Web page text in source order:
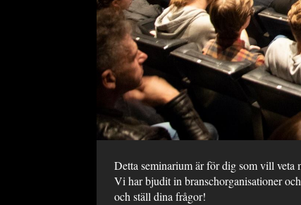
Detta seminarium är för dig som vill
Vi har bjudit in branschorganisationer
och ställ dina frågor!